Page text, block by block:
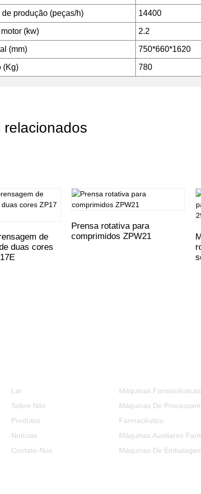
produção (peças/h) 14400
(kw) 2.2
(mm) 750*660*1620
(Kg) 780
relacionados
de
duas cores
Prensa rotativa para
comprimidos ZPW21
Lar
Sobre Nós
Produtos
Notícias
Contate-Nos
Máquinas Farmacêuticas
Máquinas De
Farmacêutico
Máquinas Auxiliares
Máquinas De